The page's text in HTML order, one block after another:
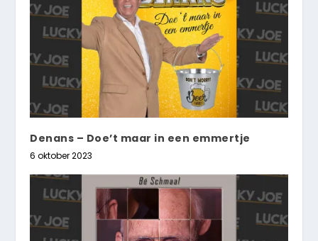
Denans – Doe’t maar in een emmertje
6 oktober 2023